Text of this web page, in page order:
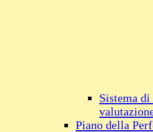
Sistema
Piano della